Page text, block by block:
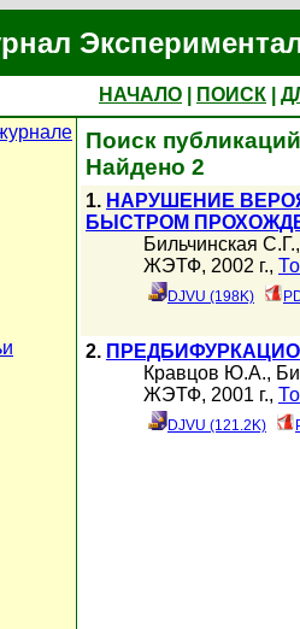
НАЧАЛО ПОИСК
Поиск
Найдено 2
1. НАРУШЕНИЕ
БЫСТРОМ
Бильчинская С.Г.
ЖЭТФ, 2002 г.,
DJVU (198K)
2.
Кравцов Ю.А.,
ЖЭТФ, 2001 г.,
DJVU (121.2K)